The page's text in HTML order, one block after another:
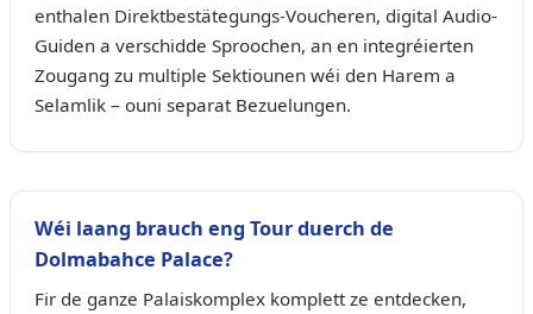
enthalen Direktbestätegungs-Voucheren, digital Audio-
Guiden a verschidde Sproochen, an en integréierten
Zougang zu multiple Sektiounen wéi den Harem a
Selamlik – ouni separat Bezuelungen.
Wéi laang brauch eng Tour duerch de
Dolmabahce Palace?
Fir de ganze Palaiskomplex komplett ze entdecken,